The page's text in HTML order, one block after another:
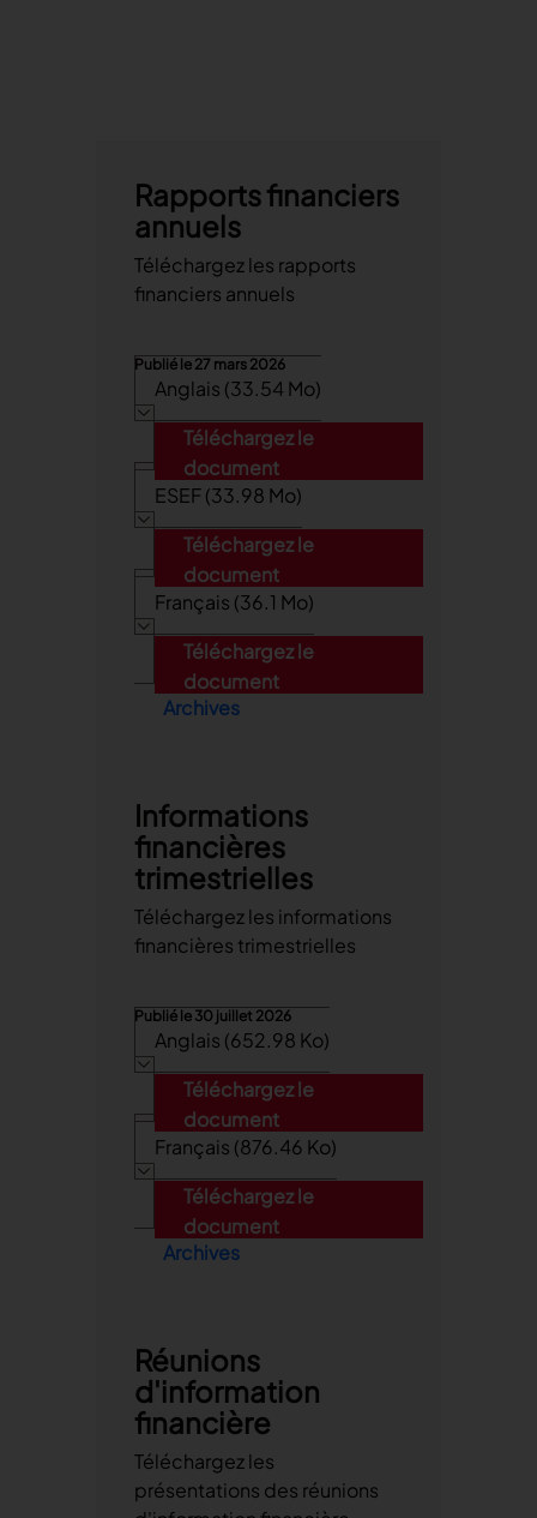
Rapports financiers
annuels
Téléchargez les rapports
financiers annuels
Publié le 27 mars 2026
Anglais (33.54 Mo)
Téléchargez le
document
ESEF (33.98 Mo)
Téléchargez le
document
Français (36.1 Mo)
Téléchargez le
document
Archives
Informations
financières
trimestrielles
Téléchargez les informations
financières trimestrielles
Publié le 30 juillet 2026
Anglais (652.98 Ko)
Téléchargez le
document
Français (876.46 Ko)
Téléchargez le
document
Archives
Réunions
d'information
financière
Téléchargez les
présentations des réunions